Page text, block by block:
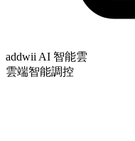
addwii AI 智能雲
雲端智能調控